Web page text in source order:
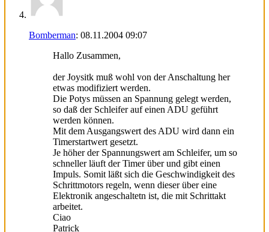
Bomberman: 08.11.2004 09:07
Hallo Zusammen,
der Joysitk muß wohl von der Anschaltung her
etwas modifiziert werden.
Die Potys müssen an Spannung gelegt werden,
so daß der Schleifer auf einen ADU geführt
werden können.
Mit dem Ausgangswert des ADU wird dann ein
Timerstartwert gesetzt.
Je höher der Spannungswert am Schleifer, um so
schneller läuft der Timer über und gibt einen
Impuls. Somit läßt sich die Geschwindigkeit des
Schrittmotors regeln, wenn dieser über eine
Elektronik angeschaltetn ist, die mit Schrittakt
arbeitet.
Ciao
Patrick